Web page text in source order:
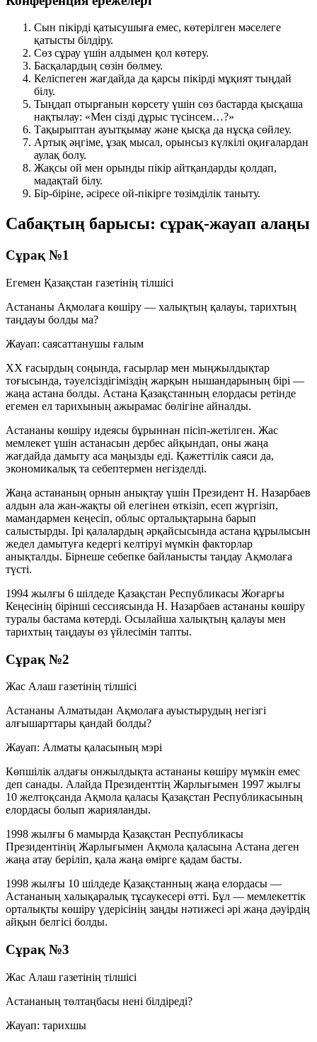
Сын пікірді қатысушыға емес, көтерілген мәселеге
қатысты білдіру.
Сөз сұрау үшін алдымен қол көтеру.
Басқалардың сөзін бөлмеу.
Келіспеген жағдайда да қарсы пікірді мұқият тыңдай
білу.
Тыңдап отырғанын көрсету үшін сөз бастарда қысқаша
нақтылау: «Мен сізді дұрыс түсінсем…?»
Тақырыптан ауытқымау және қысқа да нұсқа сөйлеу.
Артық әңгіме, ұзақ мысал, орынсыз күлкілі оқиғалардан
аулақ болу.
Жақсы ой мен орынды пікір айтқандарды қолдап,
мадақтай білу.
Бір-біріне, әсіресе ой-пікірге төзімділік таныту.
Сабақтың барысы: сұрақ-жауап алаңы
Сұрақ №1
Егемен Қазақстан газетінің тілшісі
Астананы Ақмолаға көшіру — халықтың қалауы, тарихтың
таңдауы болды ма?
Жауап: саясаттанушы ғалым
XX ғасырдың соңында, ғасырлар мен мыңжылдықтар
тоғысында, тәуелсіздігіміздің жарқын нышандарының бірі —
жаңа астана болды. Астана Қазақстанның елордасы ретінде
егемен ел тарихының ажырамас бөлігіне айналды.
Астананы көшіру идеясы бұрыннан пісіп-жетілген. Жас
мемлекет үшін астанасын дербес айқындап, оны жаңа
жағдайда дамыту аса маңызды еді. Қажеттілік саяси да,
экономикалық та себептермен негізделді.
Жаңа астананың орнын анықтау үшін Президент Н. Назарбаев
алдын ала жан-жақты ой елегінен өткізіп, есеп жүргізіп,
мамандармен кеңесіп, облыс орталықтарына барып
салыстырды. Ірі қалалардың әрқайсысында астана құрылысын
жедел дамытуға кедергі келтіруі мүмкін факторлар
анықталды. Бірнеше себепке байланысты таңдау Ақмолаға
түсті.
1994 жылғы 6 шілдеде Қазақстан Республикасы Жоғарғы
Кеңесінің бірінші сессиясында Н. Назарбаев астананы көшіру
туралы бастама көтерді. Осылайша халықтың қалауы мен
тарихтың таңдауы өз үйлесімін тапты.
Сұрақ №2
Жас Алаш газетінің тілшісі
Астананы Алматыдан Ақмолаға ауыстырудың негізгі
алғышарттары қандай болды?
Жауап: Алматы қаласының мэрі
Көпшілік алдағы онжылдықта астананы көшіру мүмкін емес
деп санады. Алайда Президенттің Жарлығымен 1997 жылғы
10 желтоқсанда Ақмола қаласы Қазақстан Республикасының
елордасы болып жарияланды.
1998 жылғы 6 мамырда Қазақстан Республикасы
Президентінің Жарлығымен Ақмола қаласына Астана деген
жаңа атау беріліп, қала жаңа өмірге қадам басты.
1998 жылғы 10 шілдеде Қазақстанның жаңа елордасы —
Астананың халықаралық тұсаукесері өтті. Бұл — мемлекеттік
орталықты көшіру үдерісінің заңды нәтижесі әрі жаңа дәуірдің
айқын белгісі болды.
Сұрақ №3
Жас Алаш газетінің тілшісі
Астананың төлтаңбасы нені білдіреді?
Жауап: тарихшы